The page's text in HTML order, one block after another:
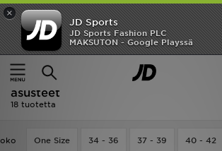
×
JD Sports
JD Sports Fashion PLC
MAKSUTON - Google Playssä
Etusivu
Miehet Miesten asusteet
Miehet - Musta Adidas Miesten
asusteet
18 tuotetta
One Size 34 - 36 37 - 39 40 - 42
Etusivu
ALE
Uutuudet